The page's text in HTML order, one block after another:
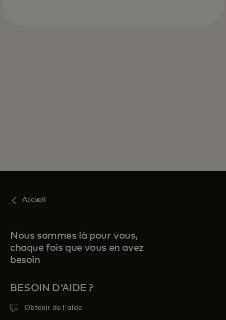
Accueil
Nous sommes là pour vous,
chaque fois que vous en avez
besoin
BESOIN D'AIDE ?
Obtenir de l'aide